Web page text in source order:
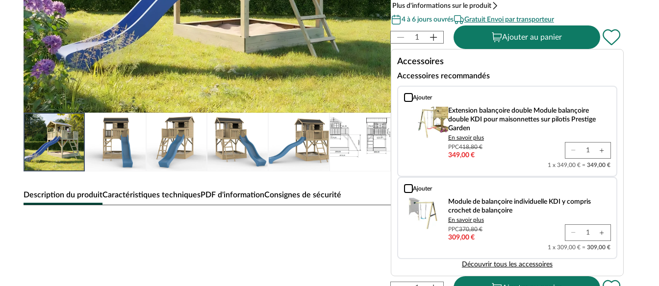
Description du produitCaractéristiques techniquesPDF d'informationConsignes de sécurité
Plus d'informations sur le produit
4 à 6 jours ouvrés
Gratuit Envoi par transporteur
Ajouter au panier
Accessoires
Accessoires recommandés
Ajouter
Extension balançoire double Module balançoire double KDI pour maisonnettes sur pilotis Prestige
Extension balançoire double Module balançoire
double KDI pour maisonnettes sur pilotis Prestige
Garden
En savoir plus
PPC418,80 €
349,00 €
1 x 349,00 € = 349,00 €
Ajouter
Module de balançoire individuelle KDI y compris crochet de balançoire
Module de balançoire individuelle KDI y compris
crochet de balançoire
En savoir plus
PPC370,80 €
309,00 €
1 x 309,00 € = 309,00 €
Découvrir tous les accessoires